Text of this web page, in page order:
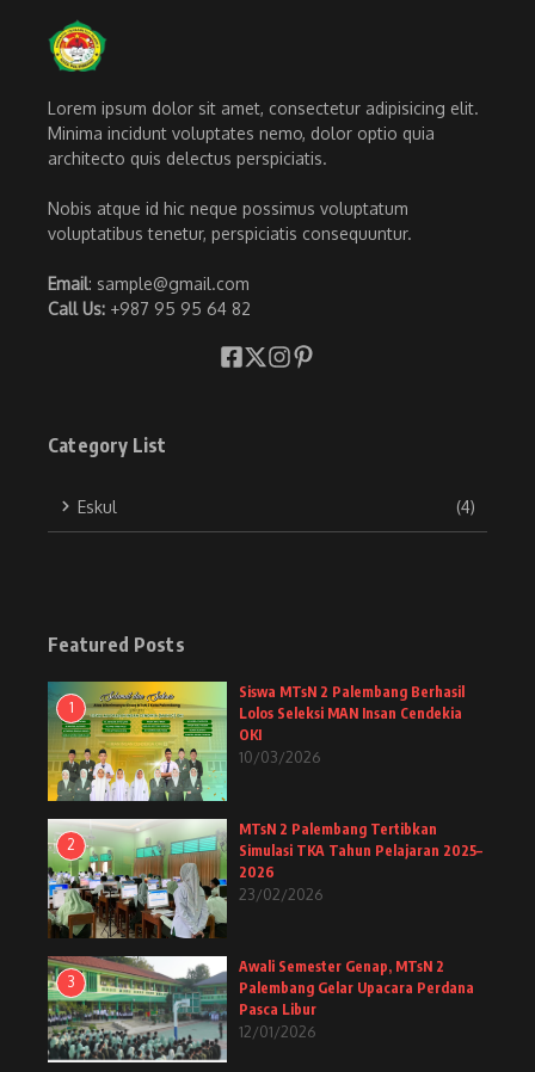
Lorem ipsum dolor sit amet, consectetur adipisicing elit.
Minima incidunt voluptates nemo, dolor optio quia
architecto quis delectus perspiciatis.
Nobis atque id hic neque possimus voluptatum
voluptatibus tenetur, perspiciatis consequuntur.
Email: sample@gmail.com
Call Us: +987 95 95 64 82
Category List
Eskul (4)
Featured Posts
1
Siswa MTsN 2 Palembang Berhasil
Lolos Seleksi MAN Insan Cendekia
OKI
10/03/2026
2
MTsN 2 Palembang Tertibkan
Simulasi TKA Tahun Pelajaran 2025–
2026
23/02/2026
3
Awali Semester Genap, MTsN 2
Palembang Gelar Upacara Perdana
Pasca Libur
12/01/2026